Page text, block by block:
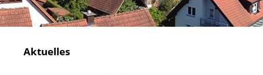
Aktuelles